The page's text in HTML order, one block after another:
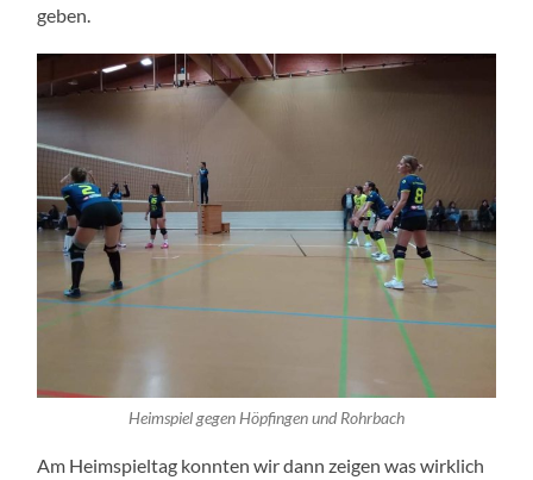
geben.
Heimspiel gegen Höpfingen und Rohrbach
Am Heimspieltag konnten wir dann zeigen was wirklich